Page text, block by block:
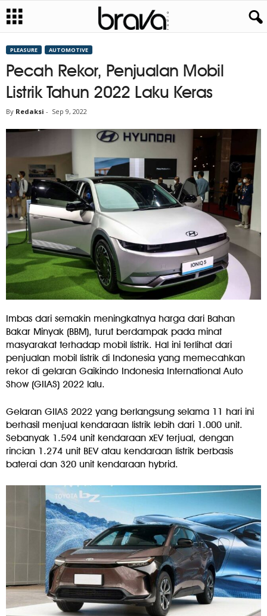
PLEASURE AUTOMOTIVE
Pecah Rekor, Penjualan Mobil
Listrik Tahun 2022 Laku Keras
By Redaksi - Sep 9, 2022
Imbas dari semakin meningkatnya harga dari Bahan
Bakar Minyak (BBM), turut berdampak pada minat
masyarakat terhadap mobil listrik. Hal ini terlihat dari
penjualan mobil listrik di Indonesia yang memecahkan
rekor di gelaran Gaikindo Indonesia International Auto
Show (GIIAS) 2022 lalu.
Gelaran GIIAS 2022 yang berlangsung selama 11 hari ini
berhasil menjual kendaraan listrik lebih dari 1.000 unit.
Sebanyak 1.594 unit kendaraan xEV terjual, dengan
rincian 1.274 unit BEV atau kendaraan listrik berbasis
baterai dan 320 unit kendaraan hybrid.